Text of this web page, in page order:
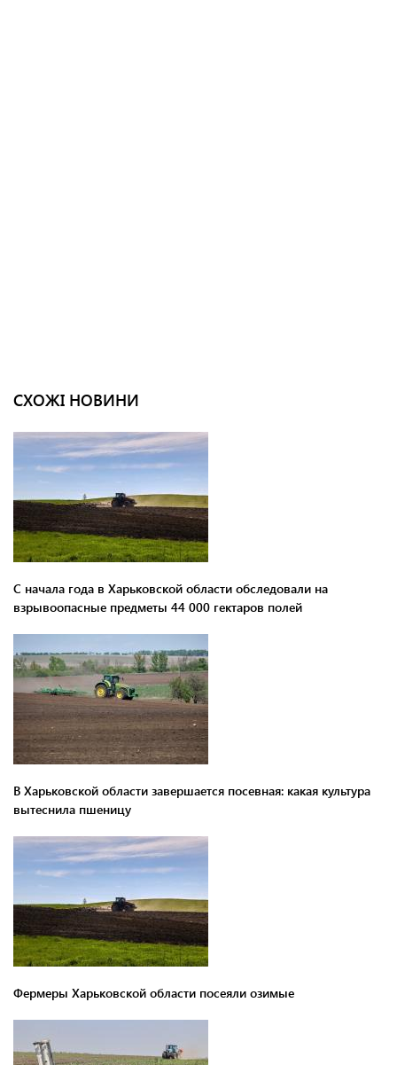
СХОЖІ НОВИНИ
С начала года в Харьковской области обследовали на
взрывоопасные предметы 44 000 гектаров полей
В Харьковской области завершается посевная: какая культура
вытеснила пшеницу
Фермеры Харьковской области посеяли озимые